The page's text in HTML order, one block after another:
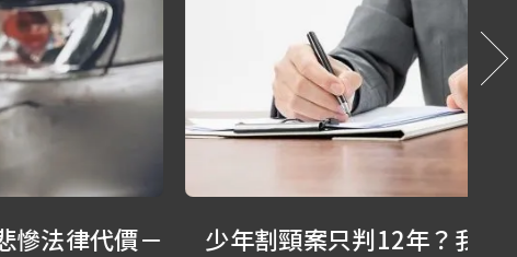
少年割頸案只判12年？我們還能做什